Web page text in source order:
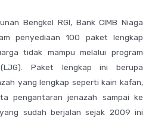
Bengkel RGI, Bank CIMB Niaga
penyediaan 100 paket lengkap
tidak mampu melalui program
Paket lengkap ini berupa
yang lengkap seperti kain kafan,
pengantaran jenazah sampai ke
sudah berjalan sejak 2009 ini